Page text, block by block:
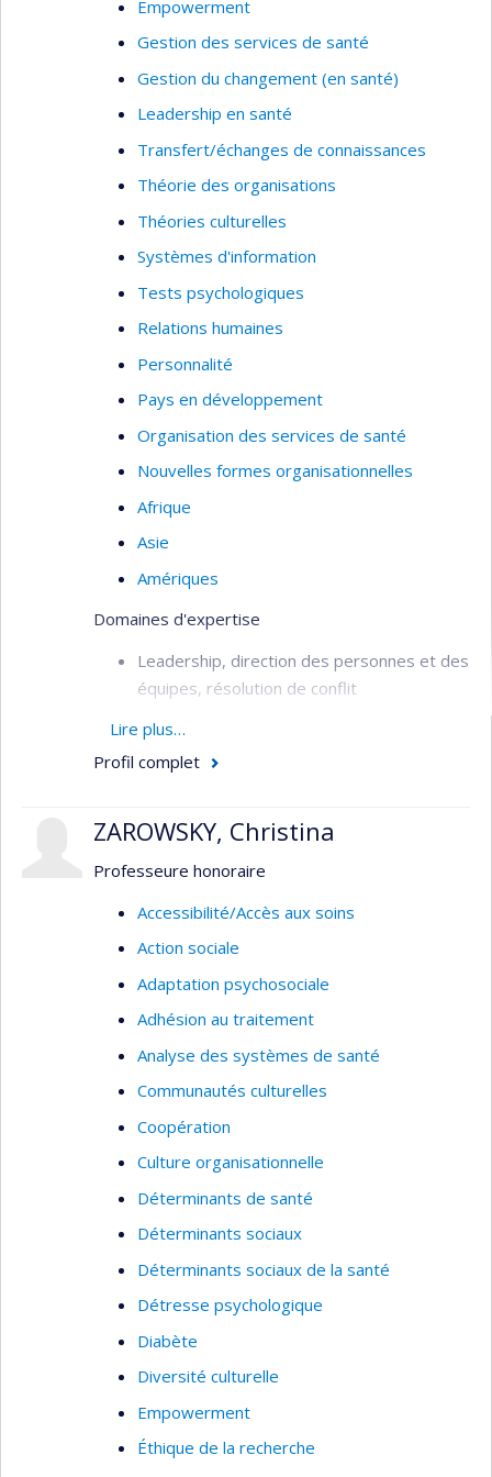
intervenants par l'entremise du jeu sérieux
(serious gaming).
En tant que sociologue spécialisée en relations
ethniques et immigration et comme socio-
épidémiologiste, je m'intéresse particulièrement
aux déterminants sociaux de la santé. Afin de
bien surveiller la santé des populations et les
inégalités sociales de la santé, il est nécessaire
de correctement mesurer les déterminants
sociaux. Je me suis spécialisée dans le
vulnérabilité sur la base d'indicateurs
publiquement disponibles et ce, à très petite
échelle géographique.
Empowerment
Gestion des services de santé
Gestion du changement (en santé)
Leadership en santé
Transfert/échanges de connaissances
Théorie des organisations
Théories culturelles
Systèmes d'information
Tests psychologiques
Relations humaines
Personnalité
Pays en développement
Organisation des services de santé
Nouvelles formes organisationnelles
Afrique
Asie
Amériques
Domaines d'expertise
Leadership, direction des personnes et des
équipes, résolution de conflit
Management stratégique et
organisationnel
Gestion administrative et développement
d’affaires
Gestion en contexte international et
interculturel
Coaching de carrière
Secteurs d'intervention
Santé publique (public et privé)
Institutions universitaires
Projets d’assistance technique et de
coopération internationale
Gouvernance publique
PME et commerces de détail
Organisations sans but lucratif
Lire plus…
Profil complet
ZAROWSKY, Christina
Professeure honoraire
Accessibilité/Accès aux soins
Action sociale
Adaptation psychosociale
Adhésion au traitement
Analyse des systèmes de santé
Communautés culturelles
Coopération
Culture organisationnelle
Déterminants de santé
Déterminants sociaux
Déterminants sociaux de la santé
Détresse psychologique
Diabète
Diversité culturelle
Empowerment
Éthique de la recherche